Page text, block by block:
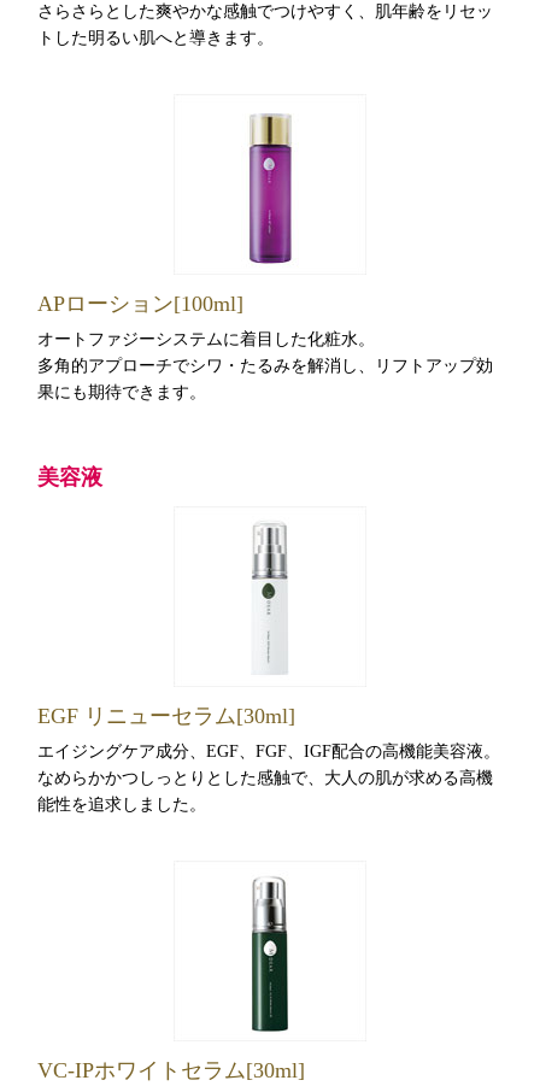
さらさらとした爽やかな感触でつけやすく、肌年齢をリセッ
トした明るい肌へと導きます。
APローション[100ml]
オートファジーシステムに着目した化粧水。
多角的アプローチでシワ・たるみを解消し、リフトアップ効
果にも期待できます。
美容液
EGF リニューセラム[30ml]
エイジングケア成分、EGF、FGF、IGF配合の高機能美容液。
なめらかかつしっとりとした感触で、大人の肌が求める高機
能性を追求しました。
VC-IPホワイトセラム[30ml]